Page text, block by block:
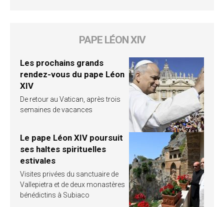
PAPE LÉON XIV
Les prochains grands
rendez-vous du pape Léon
XIV
De retour au Vatican, après trois
semaines de vacances
Le pape Léon XIV poursuit
ses haltes spirituelles
estivales
Visites privées du sanctuaire de
Vallepietra et de deux monastères
bénédictins à Subiaco